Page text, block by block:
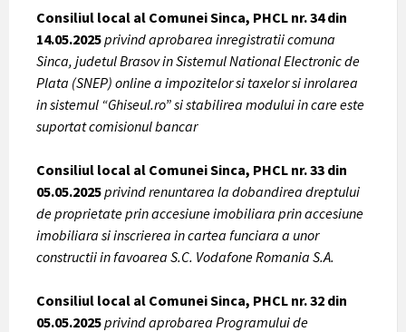
Consiliul local al Comunei Sinca, PHCL nr. 34 din
14.05.2025privind aprobarea inregistratii comuna
Sinca, judetul Brasov in Sistemul National Electronic de
Plata (SNEP) online a impozitelor si taxelor si inrolarea
in sistemul “Ghiseul.ro” si stabilirea modului in care este
suportat comisionul bancar
Consiliul local al Comunei Sinca, PHCL nr. 33 din
05.05.2025privind renuntarea la dobandirea dreptului
de proprietate prin accesiune imobiliara prin accesiune
imobiliara si inscrierea in cartea funciara a unor
constructii in favoarea S.C. Vodafone Romania S.A.
Consiliul local al Comunei Sinca, PHCL nr. 32 din
05.05.2025privind aprobarea Programului de